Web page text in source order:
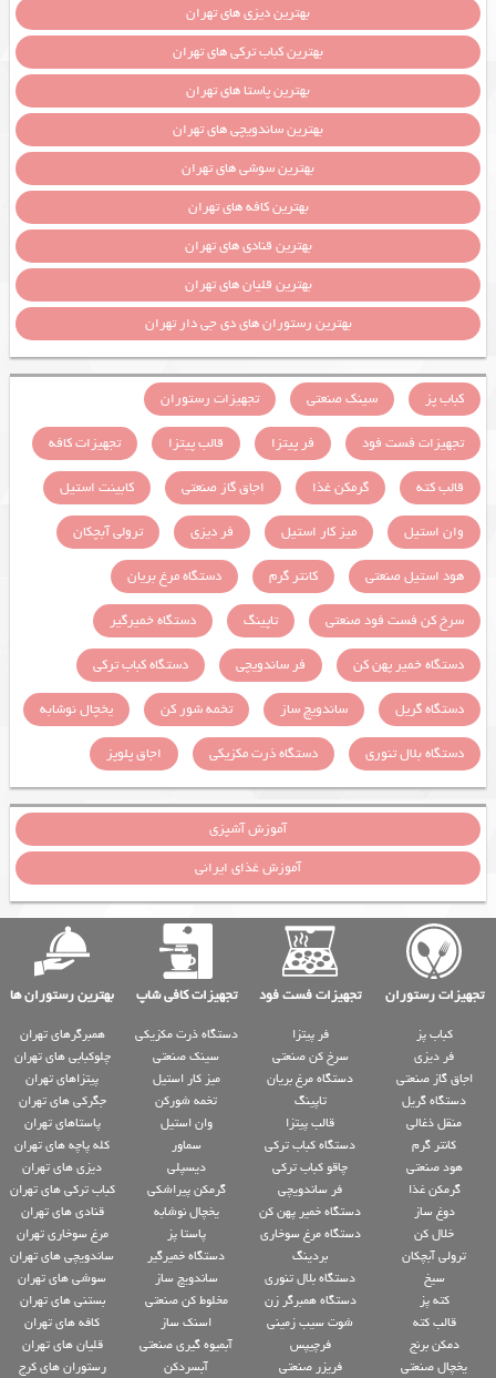
بهترین دیزی های تهران
بهترین کباب ترکی های تهران
بهترین پاستا های تهران
بهترین ساندویچی های تهران
بهترین سوشی های تهران
بهترین کافه های تهران
بهترین قنادی های تهران
بهترین قلیان های تهران
بهترین رستوران های دی جی دار تهران
کباب پز سینک صنعتی
تجهیزات رستوران
تجهیزات فست فود
فر پیتزا قالب پیتزا
تجهیزات کافه
قالب کته
گرمکن غذا اجاق گاز صنعتی
کابینت استیل
وان استیل
میز کار استیل فر دیزی
ترولی آبچکان
هود استیل صنعتی
کانتر گرم
دستگاه مرغ بریان
سرخ کن فست فود صنعتی
تاپینگ
دستگاه خمیرگیر
دستگاه خمیر پهن کن
فر ساندویچی
دستگاه کباب ترکی
دستگاه گریل
ساندویچ ساز تخمه شور کن
یخچال نوشابه
دستگاه بلال تنوری
دستگاه ذرت مکزیکی اجاق پلوپز
آموزش آشپزی
آموزش غذای ایرانی
تجهیزات رستوران تجهیزات فست فود تجهیزات کافی شاپ بهترین رستوران ها
کباب پز
فر دیزی
اجاق گاز صنعتی
دستگاه گریل
منقل ذغالی
کانتر گرم
هود صنعتی
گرمکن غذا
دوغ ساز
خلال کن
ترولی آبچکان
سیخ
کته پز
قالب کته
دمکن برنج
یخچال صنعتی
فر پیتزا
سرخ کن صنعتی
دستگاه مرغ بریان
تاپینگ
قالب پیتزا
دستگاه کباب ترکی
چاقو کباب ترکی
فر ساندویچی
دستگاه خمیر پهن کن
دستگاه مرغ سوخاری
بردینگ
دستگاه بلال تنوری
دستگاه همبرگر زن
شوت سیب زمینی
فرچیپس
فریزر صنعتی
دستگاه ذرت مکزیکی
سینک صنعتی
میز کار استیل
تخمه شورکن
وان استیل
سماور
دیسپلی
گرمکن پیراشکی
یخچال نوشابه
پاستا پز
دستگاه خمیرگیر
ساندویچ ساز
مخلوط کن صنعتی
اسنک ساز
آبمیوه گیری صنعتی
آبسردکن
همبرگرهای تهران
چلوکبابی های تهران
پیتزاهای تهران
جگرکی های تهران
پاستاهای تهران
کله پاچه های تهران
دیزی های تهران
کباب ترکی های تهران
قنادی های تهران
مرغ سوخاری تهران
ساندویچی های تهران
سوشی های تهران
بستنی های تهران
کافه های تهران
قلیان های تهران
رستوران های کرج